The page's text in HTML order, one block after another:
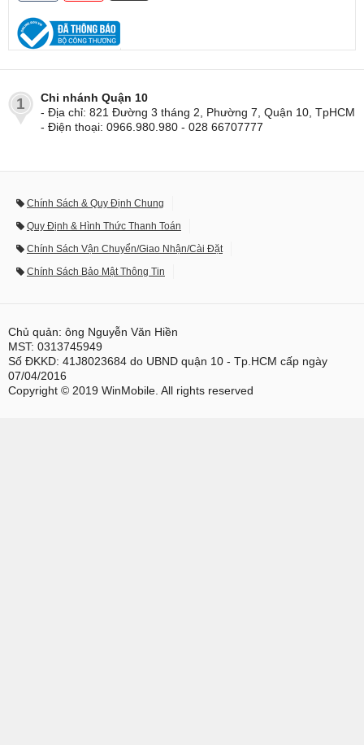
1
Chi nhánh Quận 10
- Địa chỉ: 821 Đường 3 tháng 2, Phường 7, Quận 10, TpHCM
- Điện thoại: 0966.980.980 - 028 66707777
Chính Sách & Quy Định Chung
Quy Định & Hình Thức Thanh Toán
Chính Sách Vận Chuyển/Giao Nhận/Cài Đặt
Chính Sách Bảo Mật Thông Tin
Chủ quản: ông Nguyễn Văn Hiền
MST: 0313745949
Số ĐKKD: 41J8023684 do UBND quận 10 - Tp.HCM cấp ngày
07/04/2016
Copyright © 2019 WinMobile. All rights reserved